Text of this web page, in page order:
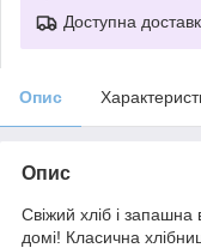
Доступна
Опис
Опис
Свіжий хліб і
домі! Класична